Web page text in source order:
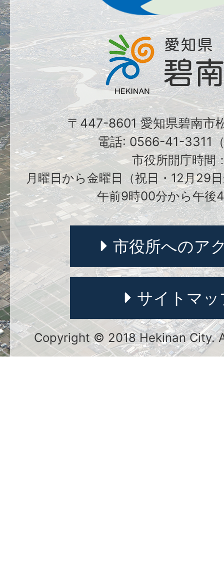
〒447-8601 愛知県碧南市
電話: 0566-41-3311
市役所開庁時間
月曜日から金曜日（祝日・12月29
午前9時00分から午後
市役所へのア
サイトマッ
Copyright © 2018 Hekinan City.